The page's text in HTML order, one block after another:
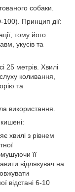
собаки.
100). Принцип дії:
тому його
укусів та
25 метрів. Хвилі
коливання,
та
використання.
хвилі з рівнем
її
відлякувач на
відстані 6-10